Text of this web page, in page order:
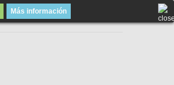
Más información